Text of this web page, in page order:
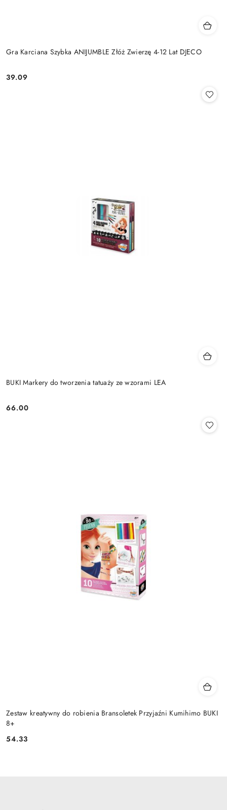
Gra Karciana Szybka ANIJUMBLE Złóż Zwierzę 4-12 Lat DJECO
Cena:
39.09
BUKI Markery do tworzenia tatuaży ze wzorami LEA
Cena:
66.00
Zestaw kreatywny do robienia Bransoletek Przyjaźni Kumihimo BUKI
8+
Cena:
54.33